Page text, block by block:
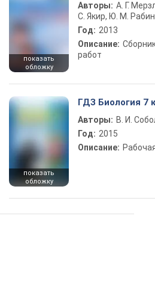
показать
обложку
Авторы: А. Г.
С. Якир, Ю. М.
Год: 2013
Описание:
работ
показать
обложку
ГДЗ Биология 7
Авторы: В. И.
Год: 2015
Описание: